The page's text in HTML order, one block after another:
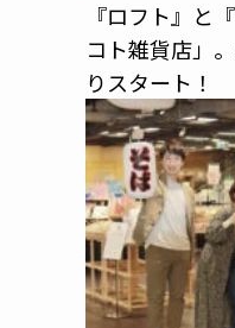
『ロフト』と
コト雑貨店」
りスタート！